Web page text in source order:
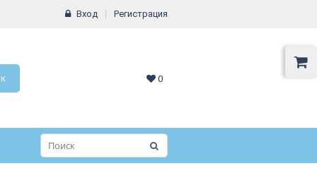
Вход Регистрация
0